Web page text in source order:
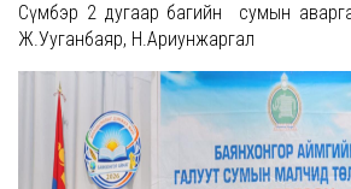
Сүмбэр 2 дугаар багийн сумын
Ж.Ууганбаяр, Н.Ариунжаргал